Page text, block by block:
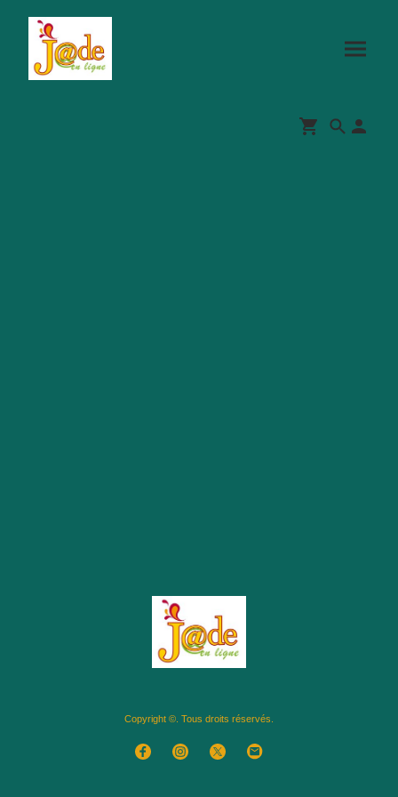
Copyright ©. Tous droits réservés.